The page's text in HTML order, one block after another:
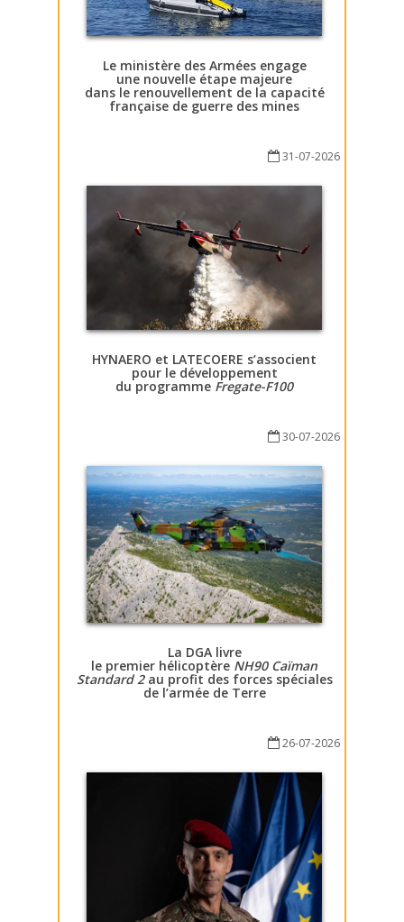
Le ministère des Armées engage
une nouvelle étape majeure
dans le renouvellement de la capacité
française de guerre des mines
31-07-2026
HYNAERO et LATECOERE s’associent
pour le développement
du programme Fregate-F100
30-07-2026
La DGA livre
le premier hélicoptère NH90 Caïman
Standard 2au profit des forces spéciales
de l’armée de Terre
26-07-2026